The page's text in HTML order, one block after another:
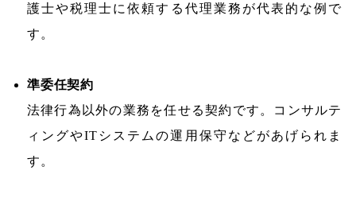
護士や税理士に依頼する代理業務が代表的な例で
す。
準委任契約
法律行為以外の業務を任せる契約です。コンサルテ
ィングやITシステムの運用保守などがあげられま
す。